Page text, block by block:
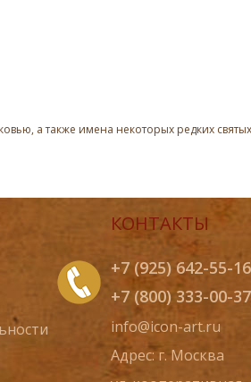
а также имена некоторых редких
КОНТАКТЫ
+7 (925) 642-55-16
+7 (800) 333-00-37
info@icon-art.ru
Адрес: г. Москва